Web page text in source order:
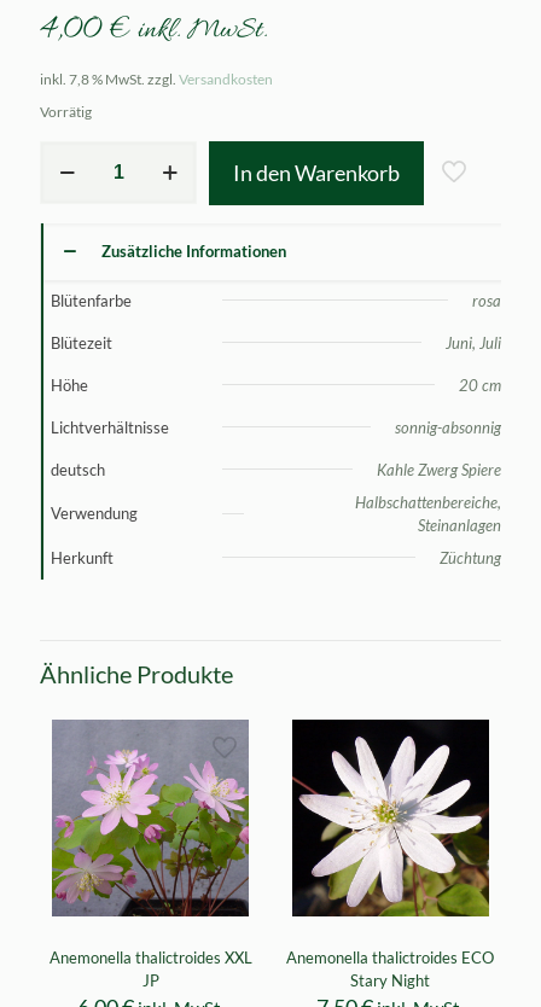
4,00€ inkl. MwSt.
inkl. 7,8 % MwSt. zzgl. Versandkosten
Vorrätig
simplicifolia
Buchanan
In den Warenkorb
Zusätzliche Informationen
Blütenfarbe rosa
Blütezeit Juni, Juli
Höhe 20 cm
Lichtverhältnisse sonnig-absonnig
deutsch Kahle Zwerg Spiere
Verwendung
Halbschattenbereiche,
Steinanlagen
Herkunft
Züchtung
Ähnliche Produkte
Anemonella thalictroides XXL
JP
Anemonella thalictroides ECO
Stary Night